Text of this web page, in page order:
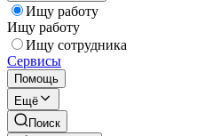
Ищу работу
Ищу работу
Ищу сотрудника
Сервисы
Помощь
Ещё
Поиск